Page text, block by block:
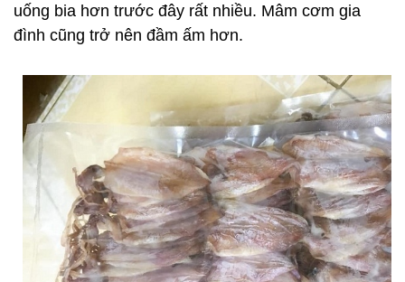
uống bia hơn trước đây rất nhiều. Mâm cơm gia
đình cũng trở nên đầm ấm hơn.